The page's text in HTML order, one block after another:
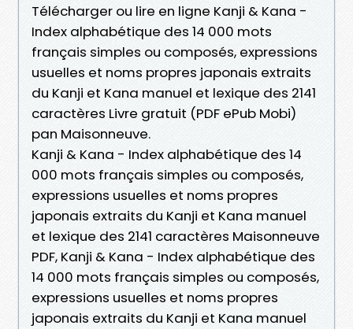
Télécharger ou lire en ligne Kanji & Kana -
Index alphabétique des 14 000 mots
français simples ou composés, expressions
usuelles et noms propres japonais extraits
du Kanji et Kana manuel et lexique des 2141
caractères Livre gratuit (PDF ePub Mobi)
pan Maisonneuve.
Kanji & Kana - Index alphabétique des 14
000 mots français simples ou composés,
expressions usuelles et noms propres
japonais extraits du Kanji et Kana manuel
et lexique des 2141 caractères Maisonneuve
PDF, Kanji & Kana - Index alphabétique des
14 000 mots français simples ou composés,
expressions usuelles et noms propres
japonais extraits du Kanji et Kana manuel